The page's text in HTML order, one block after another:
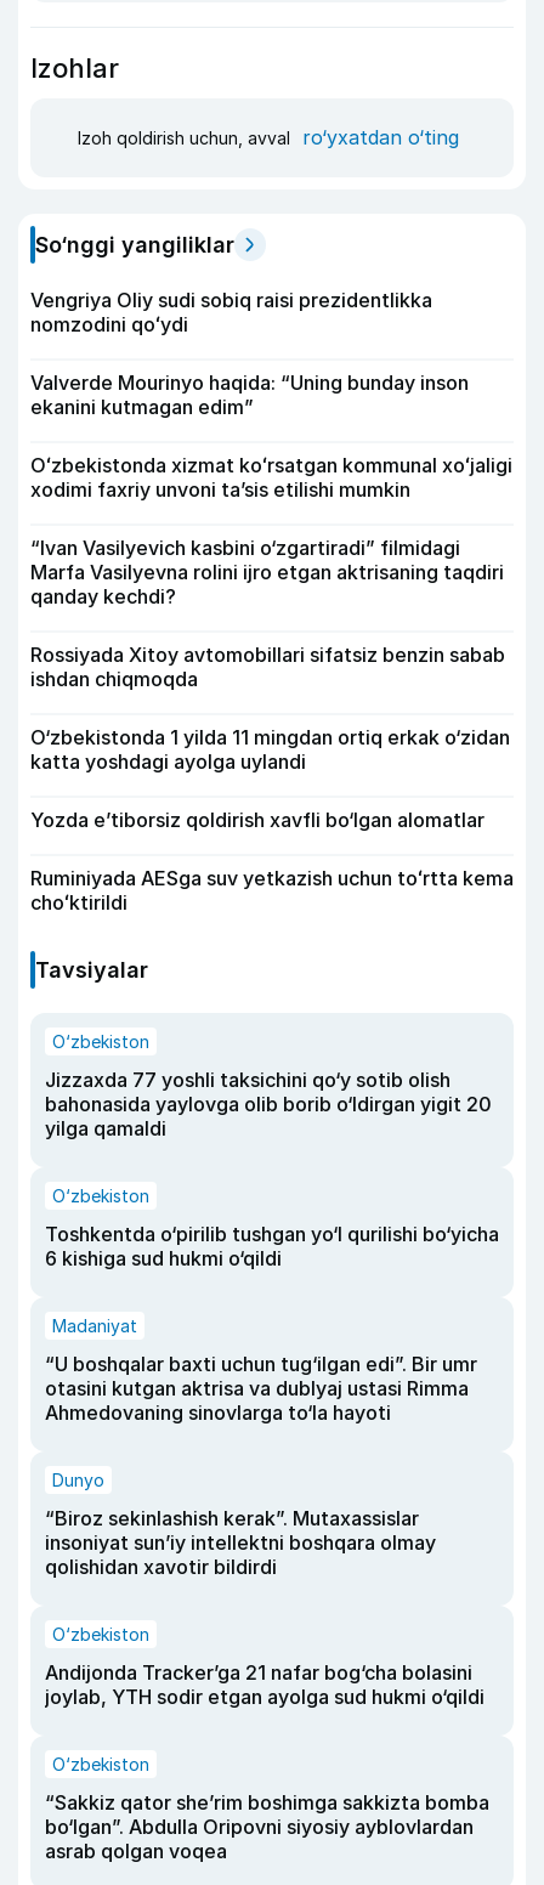
Izohlar
Izoh qoldirish uchun, avval ro‘yxatdan o‘ting
So‘nggi yangiliklar
Vengriya Oliy sudi sobiq raisi prezidentlikka
nomzodini qoʻydi
Valverde Mourinyo haqida: “Uning bunday inson
ekanini kutmagan edim”
Oʻzbekistonda xizmat koʻrsatgan kommunal xoʻjaligi
xodimi faxriy unvoni taʼsis etilishi mumkin
“Ivan Vasilyevich kasbini o‘zgartiradi” filmidagi
Marfa Vasilyevna rolini ijro etgan aktrisaning taqdiri
qanday kechdi?
Rossiyada Xitoy avtomobillari sifatsiz benzin sabab
ishdan chiqmoqda
O‘zbekistonda 1 yilda 11 mingdan ortiq erkak o‘zidan
katta yoshdagi ayolga uylandi
Yozda e’tiborsiz qoldirish xavfli bo‘lgan alomatlar
Ruminiyada AESga suv yetkazish uchun toʻrtta kema
choʻktirildi
Tavsiyalar
O‘zbekiston
Jizzaxda 77 yoshli taksichini qo‘y sotib olish
bahonasida yaylovga olib borib o‘ldirgan yigit 20
yilga qamaldi
O‘zbekiston
Toshkentda o‘pirilib tushgan yo‘l qurilishi bo‘yicha
6 kishiga sud hukmi o‘qildi
Madaniyat
“U boshqalar baxti uchun tug‘ilgan edi”. Bir umr
otasini kutgan aktrisa va dublyaj ustasi Rimma
Ahmedovaning sinovlarga to‘la hayoti
Dunyo
“Biroz sekinlashish kerak”. Mutaxassislar
insoniyat sun’iy intellektni boshqara olmay
qolishidan xavotir bildirdi
O‘zbekiston
Andijonda Tracker’ga 21 nafar bog‘cha bolasini
joylab, YTH sodir etgan ayolga sud hukmi o‘qildi
O‘zbekiston
“Sakkiz qator she’rim boshimga sakkizta bomba
bo‘lgan”. Abdulla Oripovni siyosiy ayblovlardan
asrab qolgan voqea